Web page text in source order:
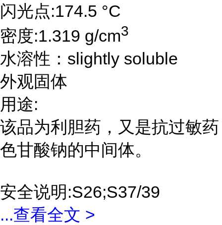
闪光点:174.5 °C
密度:1.319 g/cm3
水溶性：slightly soluble
外观固体
用途:
该品为利胆药，又是抗过敏药
色甘酸钠的中间体。
安全说明:S26;S37/39
...查看全文 >